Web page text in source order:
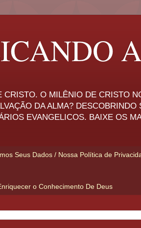
CRISTO. O MILÊNIO DE CRISTO
DA ALMA? DESCOBRINDO
EVANGELICOS. BAIXE OS
Seus Dados / Nossa Política de
o Conhecimento De Deus